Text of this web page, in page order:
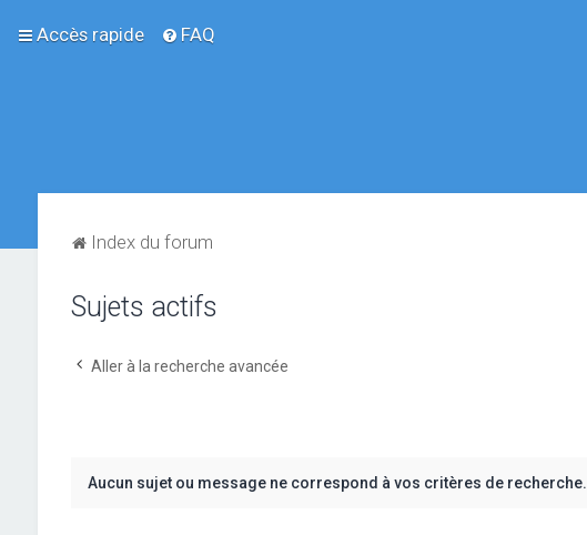
Accès rapide FAQ
Index du forum
Sujets actifs
Aller à la recherche avancée
Aucun sujet ou message ne correspond à vos critères de recherche.